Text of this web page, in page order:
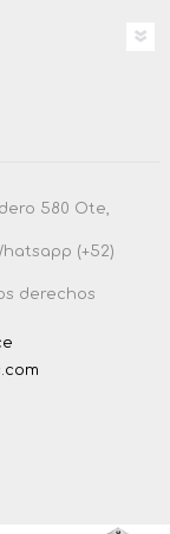
580 Ote,
(+52)
derechos